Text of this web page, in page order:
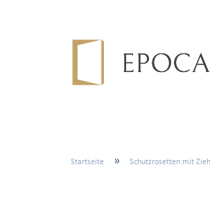
Startseite » Schutzrosetten mit